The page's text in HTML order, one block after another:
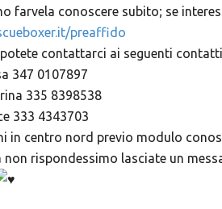
farvela conoscere subito; se
preaffido
potete contattarci ai seguenti
347 0107897
335 8398538
333 4343703
in centro nord previo modulo
non rispondessimo lasciate un